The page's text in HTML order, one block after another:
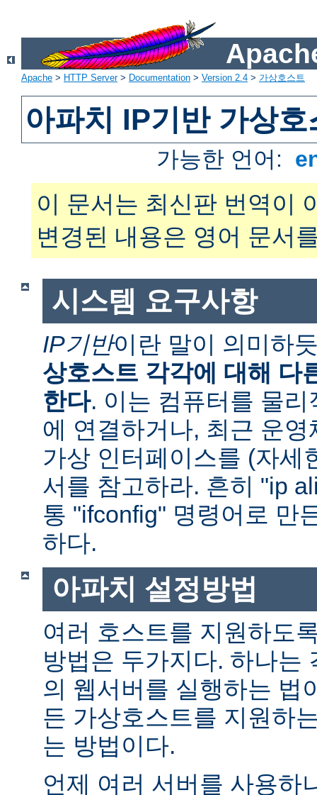
Apache > HTTP Server> Documentation > Version 2.4 > 가상호스트
아파치 IP기반 가상
가능한 언어:
이 문서는 최신판 번역이
변경된 내용은 영어 문서
시스템 요구사항
IP기반이란 말이 의미하
상호스트 각각에 대해 다
한다. 이는 컴퓨터를 물
에 연결하거나, 최근 운
가상 인터페이스를 (자세
서를 참고하라. 흔히 "ip
통 "ifconfig" 명령어로 만
하다.
아파치 설정방법
여러 호스트를 지원하도
방법은 두가지다. 하나는
의 웹서버를 실행하는 법
든 가상호스트를 지원하
는 방법이다.
언제 여러 서버를 사용하